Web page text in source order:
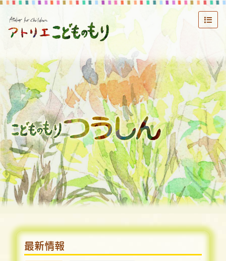
最新情報